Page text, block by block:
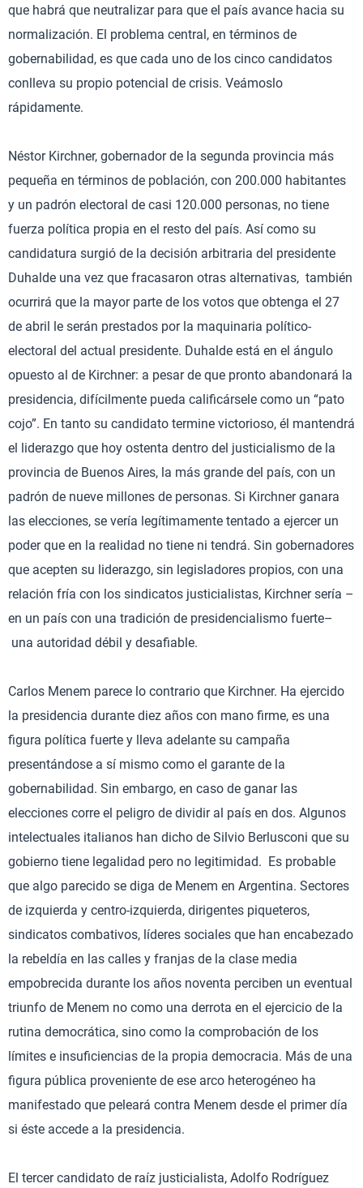
que habrá que neutralizar para que el país avance hacia su
normalización. El problema central, en términos de
gobernabilidad, es que cada uno de los cinco candidatos
conlleva su propio potencial de crisis. Veámoslo
rápidamente.
Néstor Kirchner, gobernador de la segunda provincia más
pequeña en términos de población, con 200.000 habitantes
y un padrón electoral de casi 120.000 personas, no tiene
fuerza política propia en el resto del país. Así como su
candidatura surgió de la decisión arbitraria del presidente
Duhalde una vez que fracasaron otras alternativas, también
ocurrirá que la mayor parte de los votos que obtenga el 27
de abril le serán prestados por la maquinaria político-
electoral del actual presidente. Duhalde está en el ángulo
opuesto al de Kirchner: a pesar de que pronto abandonará la
presidencia, difícilmente pueda calificársele como un “pato
cojo”. En tanto su candidato termine victorioso, él mantendrá
el liderazgo que hoy ostenta dentro del justicialismo de la
provincia de Buenos Aires, la más grande del país, con un
padrón de nueve millones de personas. Si Kirchner ganara
las elecciones, se vería legítimamente tentado a ejercer un
poder que en la realidad no tiene ni tendrá. Sin gobernadores
que acepten su liderazgo, sin legisladores propios, con una
relación fría con los sindicatos justicialistas, Kirchner sería –
en un país con una tradición de presidencialismo fuerte–
una autoridad débil y desafiable.
Carlos Menem parece lo contrario que Kirchner. Ha ejercido
la presidencia durante diez años con mano firme, es una
figura política fuerte y lleva adelante su campaña
presentándose a sí mismo como el garante de la
gobernabilidad. Sin embargo, en caso de ganar las
elecciones corre el peligro de dividir al país en dos. Algunos
intelectuales italianos han dicho de Silvio Berlusconi que su
gobierno tiene legalidad pero no legitimidad. Es probable
que algo parecido se diga de Menem en Argentina. Sectores
de izquierda y centro-izquierda, dirigentes piqueteros,
sindicatos combativos, líderes sociales que han encabezado
la rebeldía en las calles y franjas de la clase media
empobrecida durante los años noventa perciben un eventual
triunfo de Menem no como una derrota en el ejercicio de la
rutina democrática, sino como la comprobación de los
límites e insuficiencias de la propia democracia. Más de una
figura pública proveniente de ese arco heterogéneo ha
manifestado que peleará contra Menem desde el primer día
si éste accede a la presidencia.
El tercer candidato de raíz justicialista, Adolfo Rodríguez